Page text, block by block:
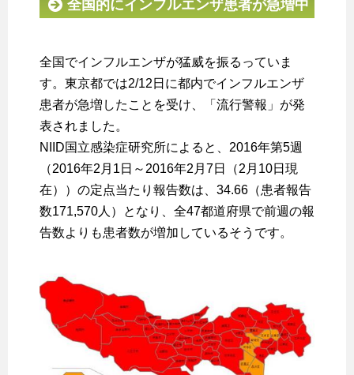
全国的にインフルエンザ患者が急増中
全国でインフルエンザが猛威を振るっていま
す。東京都では2/12日に都内でインフルエンザ
患者が急増したことを受け、「流行警報」が発
表されました。
NIID国立感染症研究所によると、2016年第5週
（2016年2月1日～2016年2月7日（2月10日現
在））の定点当たり報告数は、34.66（患者報告
数171,570人）となり、全47都道府県で前週の報
告数よりも患者数が増加しているそうです。